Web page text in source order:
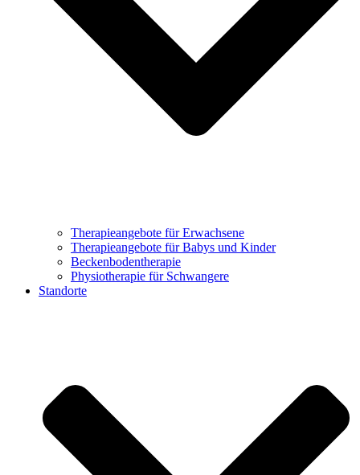
Therapieangebote für Erwachsene
Therapieangebote für Babys und Kinder
Beckenbodentherapie
Physiotherapie für Schwangere
Standorte